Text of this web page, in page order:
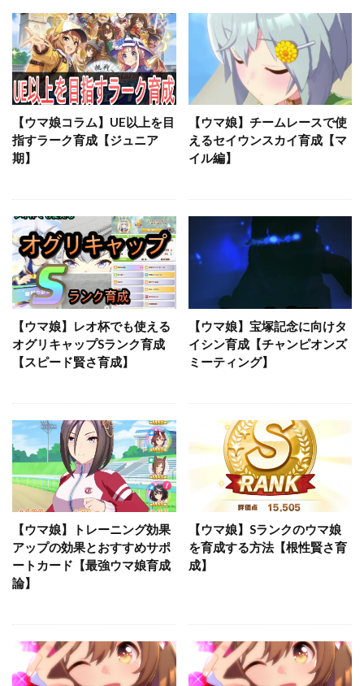
【ウマ娘コラム】UE以上を目
指すラーク育成【ジュニア
期】
【ウマ娘】チームレースで使
えるセイウンスカイ育成【マ
イル編】
【ウマ娘】レオ杯でも使える
オグリキャップSランク育成
【スピード賢さ育成】
【ウマ娘】宝塚記念に向けタ
イシン育成【チャンピオンズ
ミーティング】
【ウマ娘】トレーニング効果
アップの効果とおすすめサポ
ートカード【最強ウマ娘育成
論】
【ウマ娘】Sランクのウマ娘
を育成する方法【根性賢さ育
成】